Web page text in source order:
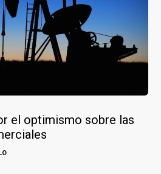
el optimismo sobre las